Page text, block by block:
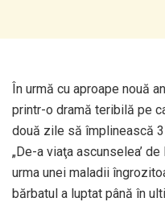
În urmă cu aproape nouă
printr-o dramă teribilă pe
două zile să împlinească
„De-a viaţa ascunselea’
urma unei maladii
bărbatul a luptat până în